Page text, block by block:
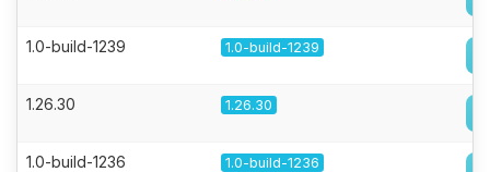
1.0-build-1239 1.0-build-1239
1.26.30 1.26.30
1.0-build-1236 1.0-build-1236